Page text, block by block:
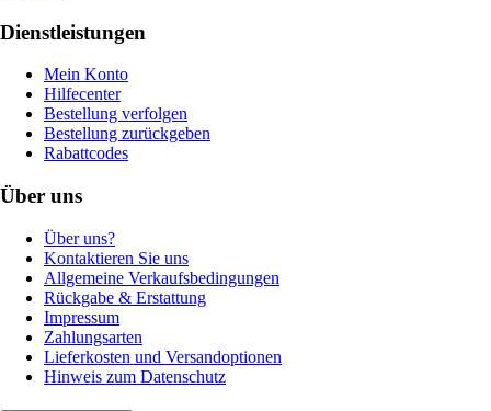
Dienstleistungen
Mein Konto
Hilfecenter
Bestellung verfolgen
Bestellung zurückgeben
Rabattcodes
Über uns
Über uns?
Kontaktieren Sie uns
Allgemeine Verkaufsbedingungen
Rückgabe & Erstattung
Impressum
Zahlungsarten
Lieferkosten und Versandoptionen
Hinweis zum Datenschutz